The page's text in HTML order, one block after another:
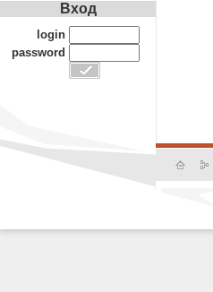
Вход
login
password